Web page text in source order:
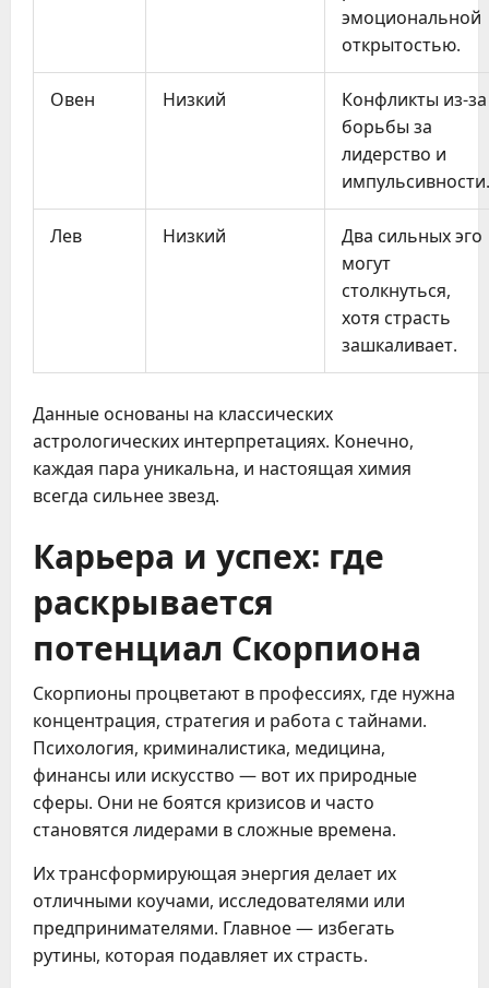
эмоциональной
открытостью.
Овен Низкий
Конфликты из-за
борьбы за
лидерство и
импульсивности.
Лев Низкий
Два сильных эго
могут
столкнуться,
хотя страсть
зашкаливает.
Данные основаны на классических
астрологических интерпретациях. Конечно,
каждая пара уникальна, и настоящая химия
всегда сильнее звезд.
Карьера и успех: где
раскрывается
потенциал Скорпиона
Скорпионы процветают в профессиях, где нужна
концентрация, стратегия и работа с тайнами.
Психология, криминалистика, медицина,
финансы или искусство — вот их природные
сферы. Они не боятся кризисов и часто
становятся лидерами в сложные времена.
Их трансформирующая энергия делает их
отличными коучами, исследователями или
предпринимателями. Главное — избегать
рутины, которая подавляет их страсть.